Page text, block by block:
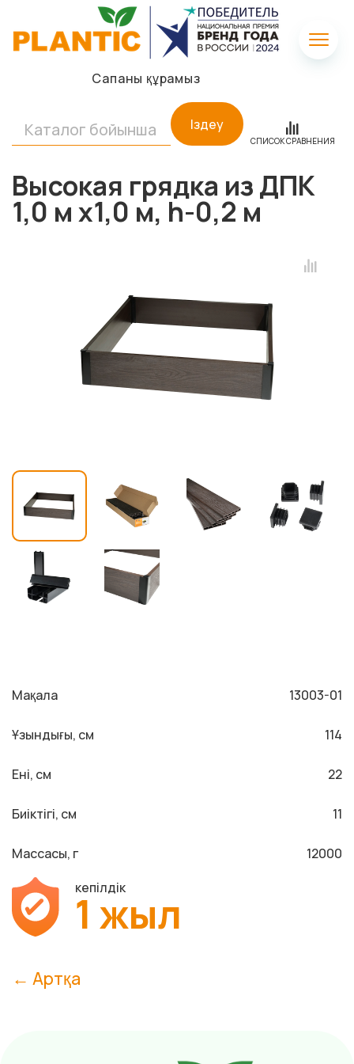
Сапаны құрамыз
Іздеу
СПИСОК СРАВНЕНИЯ
Высокая грядка из ДПК
1,0 м х1,0 м, h-0,2 м
Мақала 13003-01
Ұзындығы, см 114
Ені, см 22
Биіктігі, см 11
Массасы, г
12000
кепілдік
1 жыл
← Артқа